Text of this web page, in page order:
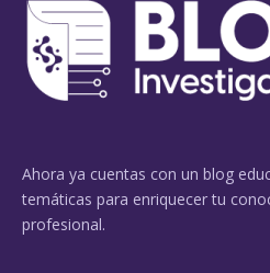
Ahora ya cuentas con un blog
temáticas para enriquecer tu
profesional.